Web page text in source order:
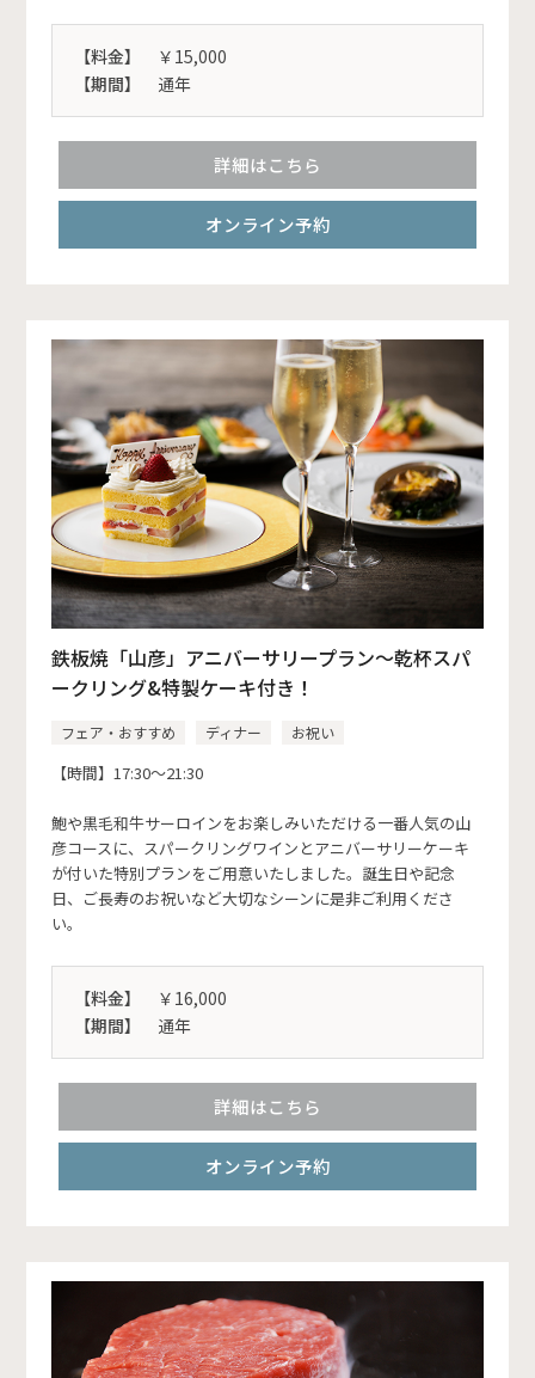
【料金】
￥15,000
【期間】
通年
詳細はこちら
オンライン予約
鉄板焼「山彦」アニバーサリープラン～乾杯スパ
ークリング&特製ケーキ付き！
フェア・おすすめ ディナー お祝い
【時間】17:30～21:30
鮑や黒毛和牛サーロインをお楽しみいただける一番人気の山
彦コースに、スパークリングワインとアニバーサリーケーキ
が付いた特別プランをご用意いたしました。誕生日や記念
日、ご長寿のお祝いなど大切なシーンに是非ご利用くださ
い。
【料金】
￥16,000
【期間】
通年
詳細はこちら
オンライン予約